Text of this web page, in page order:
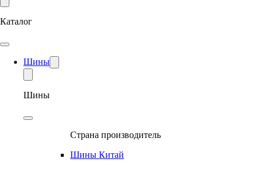
Каталог
Шины
Шины
Страна производитель
Шины Китай